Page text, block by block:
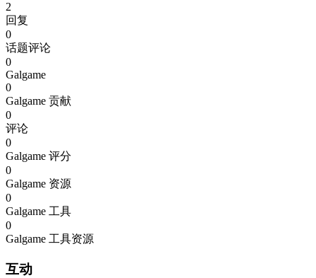
2
回复
0
话题评论
0
Galgame
0
Galgame 贡献
0
评论
0
Galgame 评分
0
Galgame 资源
0
Galgame 工具
0
Galgame 工具资源
互动